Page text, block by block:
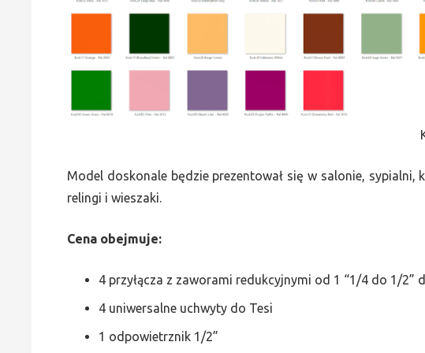
Model doskonale będzie prezentował się w salonie,
relingi i wieszaki.
Cena obejmuje:
4 przyłącza z zaworami redukcyjnymi od 1 “1/4 do 1/
4 uniwersalne uchwyty do Tesi
1 odpowietrznik 1/2”